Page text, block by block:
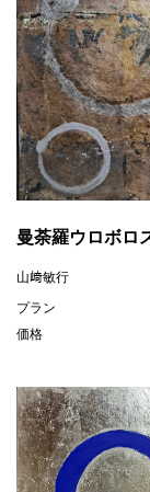
曼荼羅ウロボロ
山﨑敏行
プラン
価格